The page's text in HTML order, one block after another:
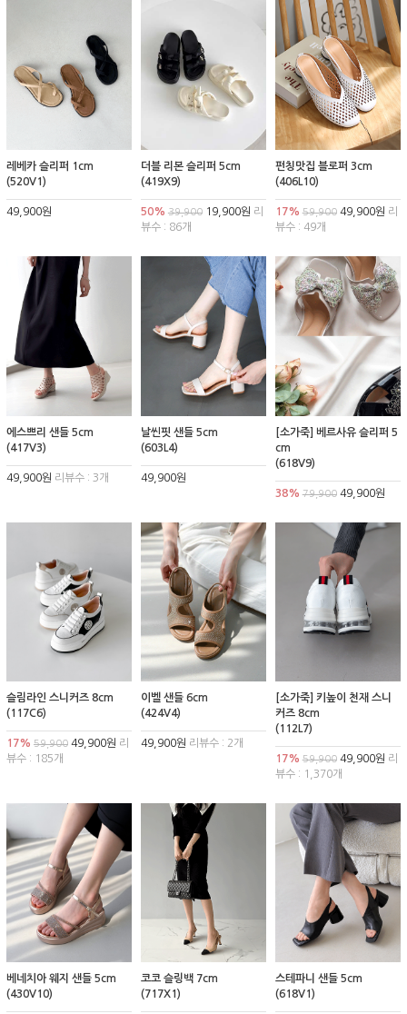
레베카 슬리퍼 1cm
(520V1)
49,900원
더블 리본 슬리퍼 5cm
(419X9)
50% 39,90019,900원 리
뷰수 : 86개
펀칭맛집 블로퍼 3cm
(406L10)
17% 59,90049,900원 리
뷰수 : 49개
에스쁘리 샌들 5cm
(417V3)
49,900원 리뷰수 : 3개
날씬핏 샌들 5cm
(603L4)
49,900원
[소가죽] 베르사유 슬리퍼 5
cm
(618V9)
38% 79,90049,900원
슬림라인 스니커즈 8cm
(117C6)
17% 59,900 49,900원 리
뷰수 : 185개
이벨 샌들 6cm
(424V4)
49,900원 리뷰수 : 2개
[소가죽] 키높이 천재 스니
커즈 8cm
(112L7)
17% 59,90049,900원 리
뷰수 : 1,370개
베네치아 웨지 샌들 5cm
(430V10)
코코 슬링백 7cm
(717X1)
스테파니 샌들 5cm
(618V1)